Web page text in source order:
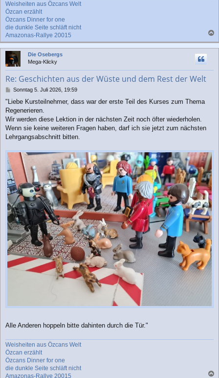
Weisheiten aus Özcans Welt
Özcan erzählt
Özcans Dinner for one
die dunkle Seite schläft nicht
Amazonas-Rallye 20015
a
c
Die Osebergs
Mega-Klicky
Re: Geschichten aus der Wüste und dem Rest der Welt
B
i
t
r
a
g
Sonntag 5. Juli 2026, 19:59
"Liebe Kursteilnehmer, dass war der erste Teil des Kurses zum Thema
Regenerieren.
Wir werden diese Lektion in der nächsten Zeit noch öfter wiederholen.
Wenn sie keine weiteren Fragen haben, darf ich sie jetzt zum nächsten
Lehrgangsabschnitt bitten.
Alle Anderen hoppeln bitte dahinten durch die Tür."
Weisheiten aus Özcans Welt
Özcan erzählt
Özcans Dinner for one
die dunkle Seite schläft nicht
Amazonas-Rallye 20015